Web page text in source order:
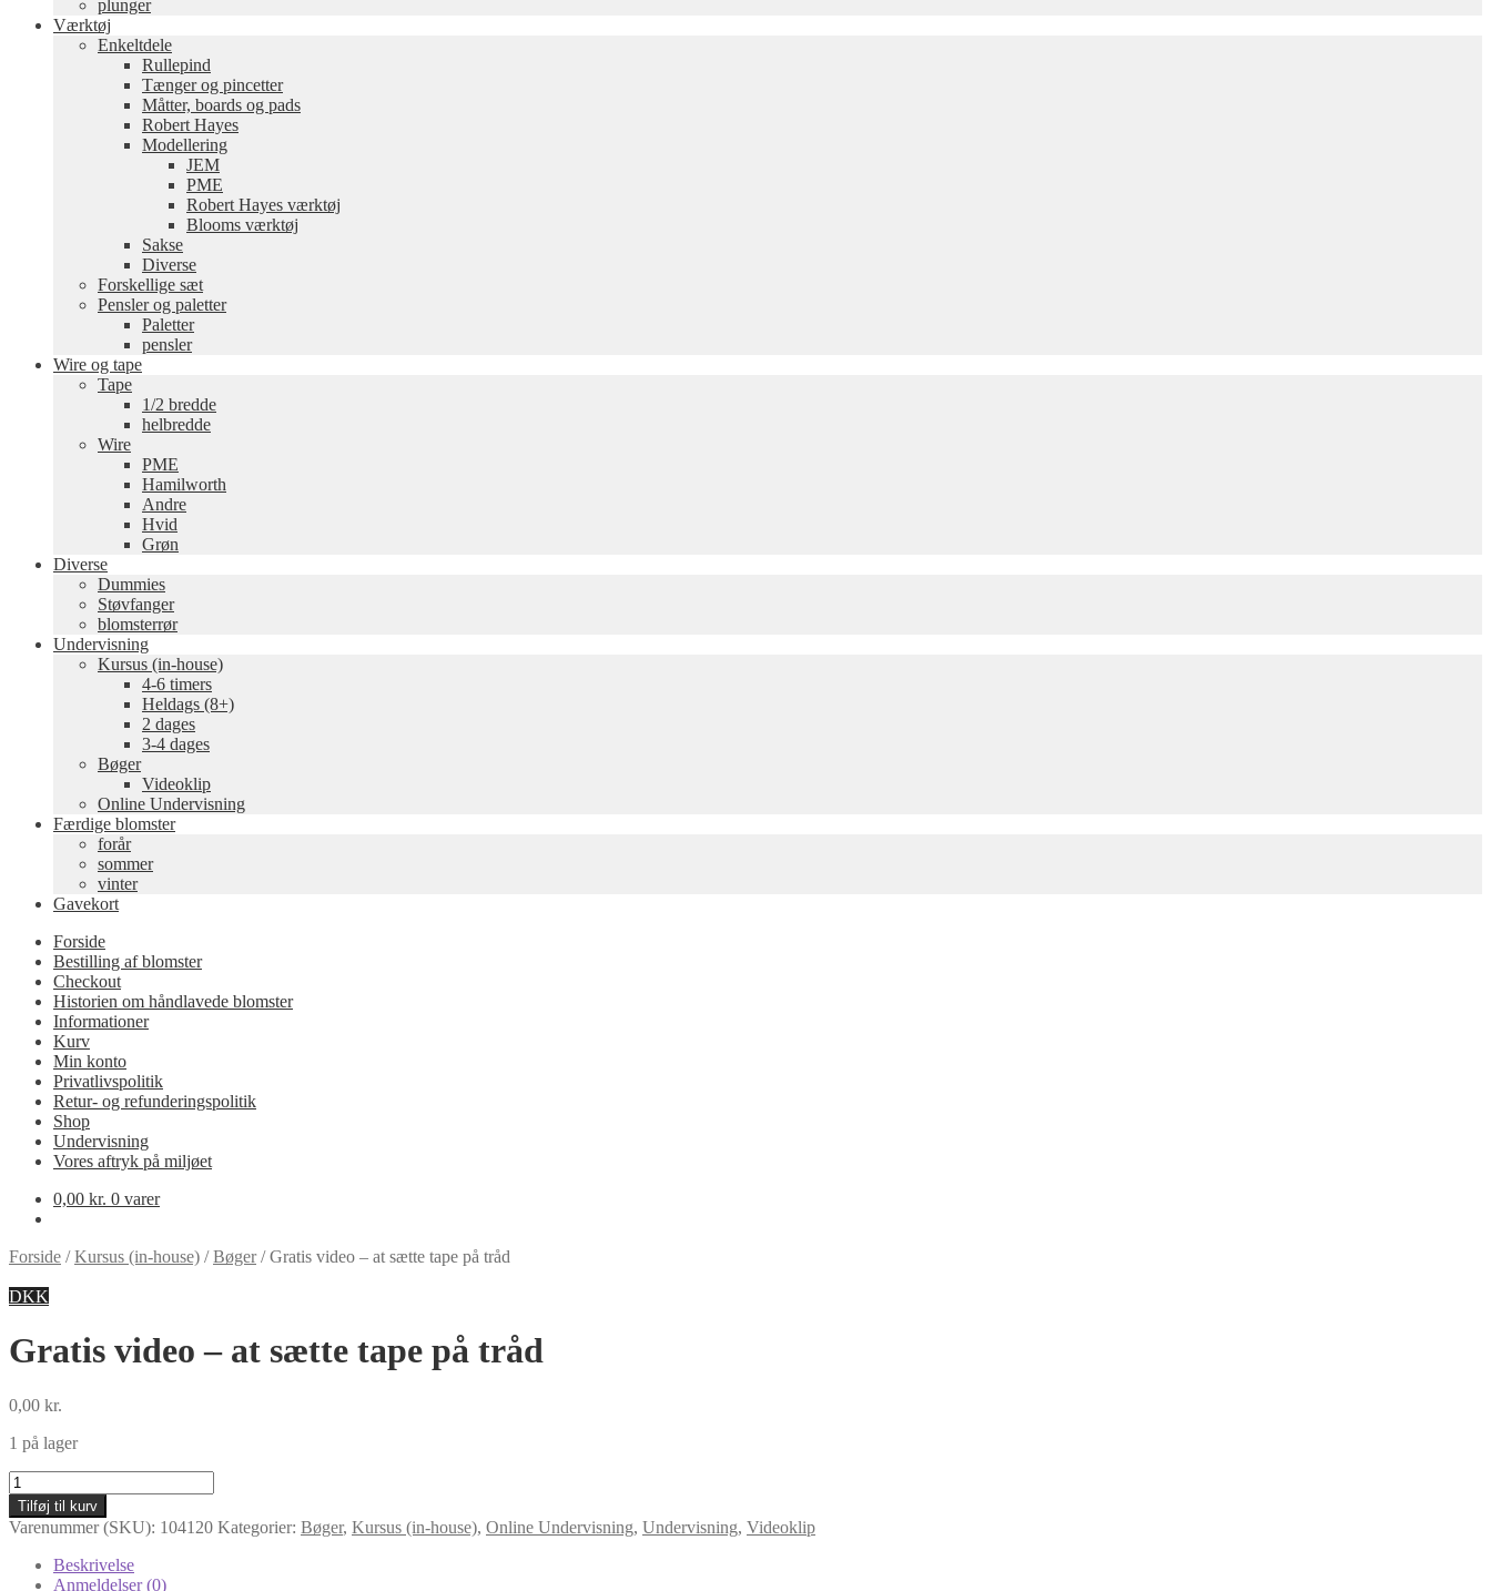
plunger
Værktøj
Enkeltdele
Rullepind
Tænger og pincetter
Måtter, boards og pads
Robert Hayes
Modellering
JEM
PME
Robert Hayes værktøj
Blooms værktøj
Sakse
Diverse
Forskellige sæt
Pensler og paletter
Paletter
pensler
Wire og tape
Tape
1/2 bredde
helbredde
Wire
PME
Hamilworth
Andre
Hvid
Grøn
Diverse
Dummies
Støvfanger
blomsterrør
Undervisning
Kursus (in-house)
4-6 timers
Heldags (8+)
2 dages
3-4 dages
Bøger
Videoklip
Online Undervisning
Færdige blomster
forår
sommer
vinter
Gavekort
Forside
Bestilling af blomster
Checkout
Historien om håndlavede blomster
Informationer
Kurv
Min konto
Privatlivspolitik
Retur- og refunderingspolitik
Shop
Undervisning
Vores aftryk på miljøet
0,00 kr. 0 varer
Forside /Kursus (in-house) /Bøger/Gratis video – at sætte tape på tråd
DKK
Gratis video – at sætte tape på tråd
0,00 kr.
1 på lager
Gratis
video
-
at
sætte
tape
Tilføj til kurv
Varenummer (SKU): 104120 Kategorier: Bøger, Kursus (in-house), Online Undervisning, Undervisning, Videoklip
Beskrivelse
Anmeldelser (0)